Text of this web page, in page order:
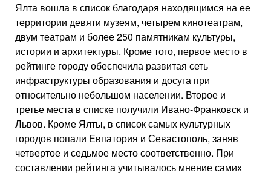
Ялта вошла в список благодаря находящимся на ее
территории девяти музеям, четырем кинотеатрам,
двум театрам и более 250 памятникам культуры,
истории и архитектуры. Кроме того, первое место в
рейтинге городу обеспечила развитая сеть
инфраструктуры образования и досуга при
относительно небольшом населении. Второе и
третье места в списке получили Ивано-Франковск и
Львов. Кроме Ялты, в список самых культурных
городов попали Евпатория и Севастополь, заняв
четвертое и седьмое место соответственно. При
составлении рейтинга учитывалось мнение самих